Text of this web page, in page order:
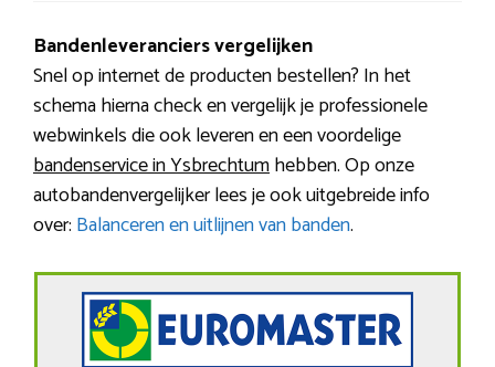
Bandenleveranciers vergelijken
Snel op internet de producten bestellen? In het
schema hierna check en vergelijk je professionele
webwinkels die ook leveren en een voordelige
bandenservice in Ysbrechtumhebben. Op onze
autobandenvergelijker lees je ook uitgebreide info
over: Balanceren en uitlijnen van banden.